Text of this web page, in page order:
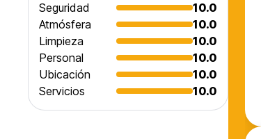
Seguridad
10.0
Atmósfera
10.0
Limpieza
10.0
Personal
10.0
Ubicación
10.0
Servicios
10.0